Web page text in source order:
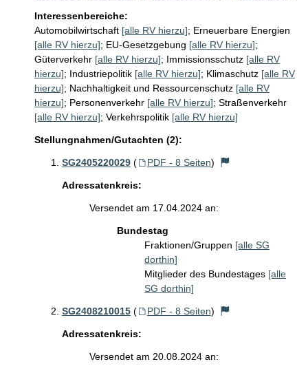
Interessenbereiche:
Automobilwirtschaft [alle RV hierzu]; Erneuerbare Energien
[alle RV hierzu]; EU-Gesetzgebung [alle RV hierzu];
Güterverkehr [alle RV hierzu]; Immissionsschutz [alle RV
hierzu]; Industriepolitik [alle RV hierzu]; Klimaschutz [alle RV
hierzu]; Nachhaltigkeit und Ressourcenschutz [alle RV
hierzu]; Personenverkehr [alle RV hierzu]; Straßenverkehr
[alle RV hierzu]; Verkehrspolitik [alle RV hierzu]
Stellungnahmen/Gutachten (2):
SG2405220029 ( PDF - 8 Seiten)
Adressatenkreis:
Versendet am 17.04.2024 an:
Bundestag
Fraktionen/Gruppen [alle SG
dorthin]
Mitglieder des Bundestages [alle
SG dorthin]
SG2408210015 ( PDF - 8 Seiten)
Adressatenkreis:
Versendet am 20.08.2024 an: